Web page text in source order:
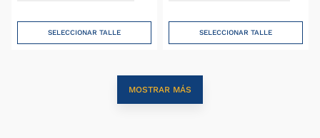
SELECCIONAR TALLE SELECCIONAR TALLE
MOSTRAR MÁS